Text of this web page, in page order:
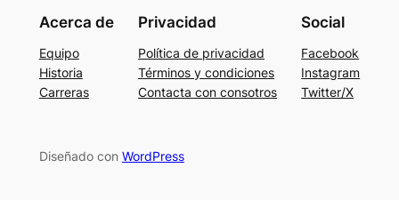
Acerca de
Equipo
Historia
Carreras
Privacidad
Política de privacidad
Términos y condiciones
Contacta con consotros
Social
Facebook
Instagram
Twitter/X
Diseñado con WordPress